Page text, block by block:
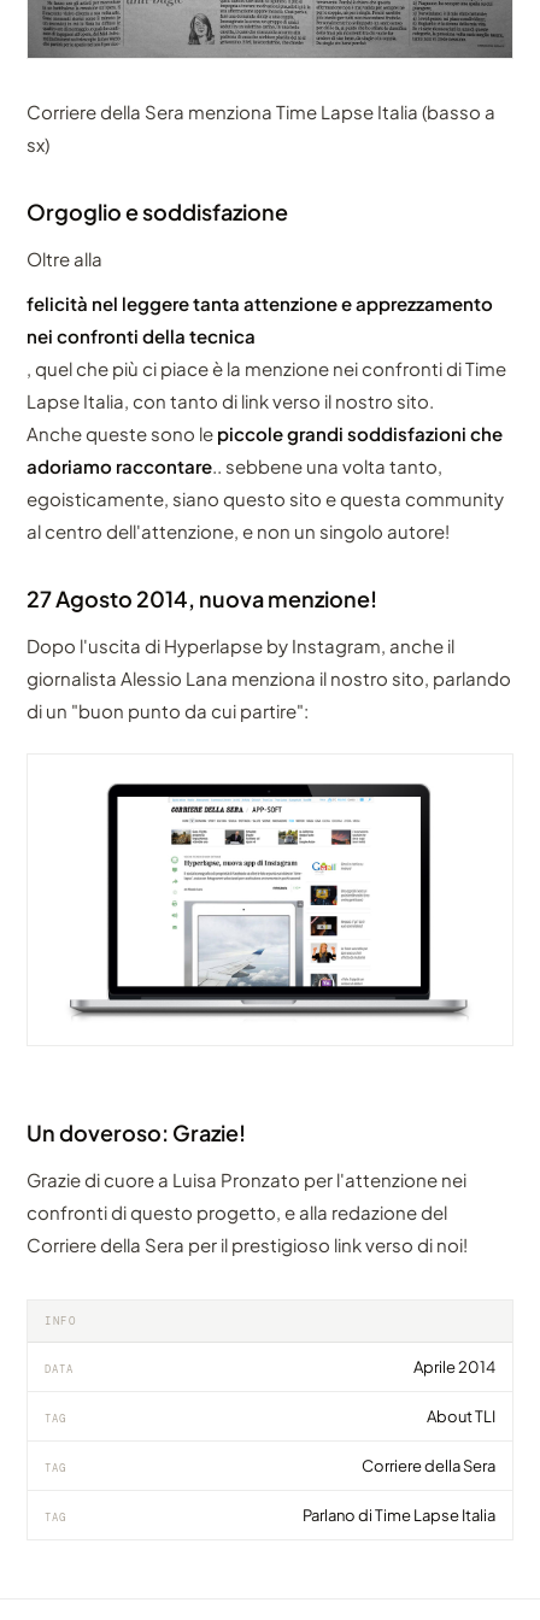
Corriere della Sera menziona Time Lapse Italia (basso a
sx)
Orgoglio e soddisfazione
Oltre alla
felicità nel leggere tanta attenzione e apprezzamento
nei confronti della tecnica
, quel che più ci piace è la menzione nei confronti di Time
Lapse Italia, con tanto di link verso il nostro sito.
Anche queste sono le piccole grandi soddisfazioni che
adoriamo raccontare .. sebbene una volta tanto,
egoisticamente, siano questo sito e questa community
al centro dell'attenzione, e non un singolo autore!
27 Agosto 2014, nuova menzione!
Dopo l'uscita di Hyperlapse by Instagram, anche il
giornalista Alessio Lana menziona il nostro sito, parlando
di un "buon punto da cui partire":
Un doveroso: Grazie!
Grazie di cuore a Luisa Pronzato per l'attenzione nei
confronti di questo progetto, e alla redazione del
Corriere della Sera per il prestigioso link verso di noi!
INFO
DATA Aprile 2014
TAG About TLI
TAG Corriere della Sera
TAG Parlano di Time Lapse Italia